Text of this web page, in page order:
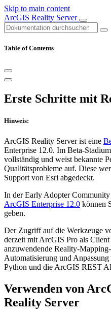
Skip to main content
ArcGIS Reality Server
Table of Contents
Erste Schritte mit
Hinweis:
ArcGIS Reality Server ist eine
Enterprise 12.0. Im Beta-
vollständig und weist bekannte
Qualitätsprobleme auf. Diese
Support von Esri abgedeckt.
In der Early Adopter
ArcGIS Enterprise 12.0 können
geben.
Der Zugriff auf die Werkzeuge
derzeit mit ArcGIS Pro als
anzuwendende Reality-
Automatisierung und
Python und die ArcGIS REST
Verwenden von
Reality Server